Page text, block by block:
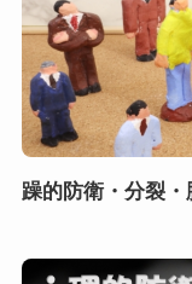
躁的防衛・分裂